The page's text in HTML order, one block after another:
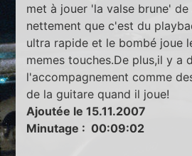
met à jouer 'la valse brune'
nettement que c'est du
ultra rapide et le bombé joue
memes touches.De plus,il y a
l'accompagnement comme
de la guitare quand il joue!
Ajoutée le 15.11.2007
Minutage : 00:09:02